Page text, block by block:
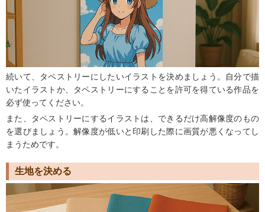
続いて、タペストリーにしたいイラストを決めましょう。自分で描
いたイラストか、タペストリーにすることを許可を得ている作品を
必ず使ってください。
また、タペストリーにするイラストは、できるだけ高解像度のもの
を選びましょう。解像度が低いと印刷した際に画質が悪くなってし
まうためです。
生地を決める